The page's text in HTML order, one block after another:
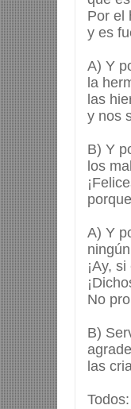
Por el
y es
A) Y
la
las
y nos
B) Y
los
A) Y
¡Ay,
No
B)
las